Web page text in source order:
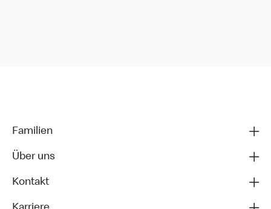
Familien
Über uns
Kontakt